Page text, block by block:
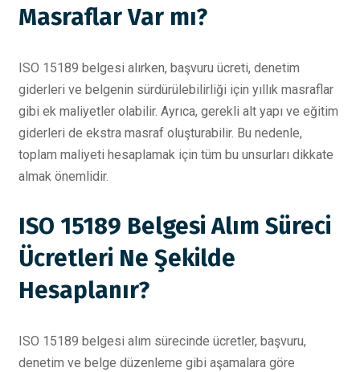
Masraflar Var mı?
ISO 15189 belgesi alırken, başvuru ücreti, denetim
giderleri ve belgenin sürdürülebilirliği için yıllık masraflar
gibi ek maliyetler olabilir. Ayrıca, gerekli alt yapı ve eğitim
giderleri de ekstra masraf oluşturabilir. Bu nedenle,
toplam maliyeti hesaplamak için tüm bu unsurları dikkate
almak önemlidir.
ISO 15189 Belgesi Alım Süreci
Ücretleri Ne Şekilde
Hesaplanır?
ISO 15189 belgesi alım sürecinde ücretler, başvuru,
denetim ve belge düzenleme gibi aşamalara göre